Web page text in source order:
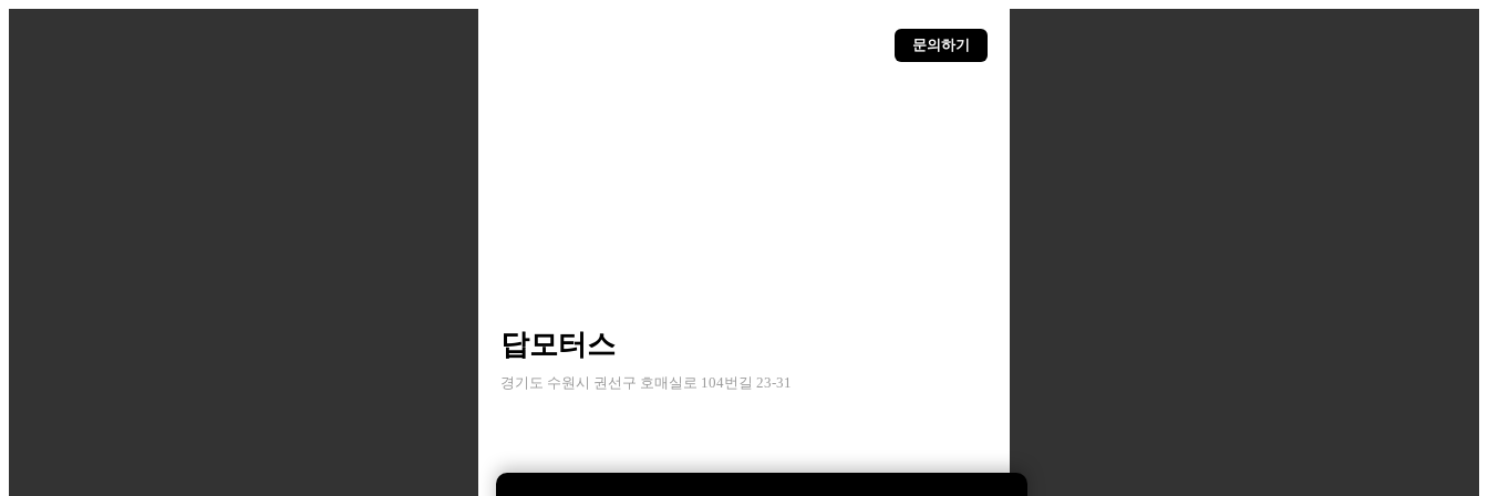
문의하기
답모터스
경기도 수원시 권선구 호매실로 104번길 23-31